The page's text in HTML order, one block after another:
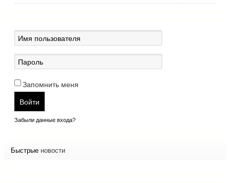
Запомнить меня
Войти
Забыли данные входа?
Быстрые новости